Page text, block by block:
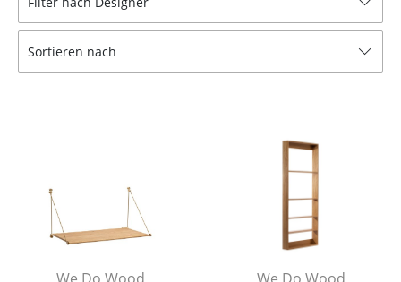
Hocker
Bänke & Liegen
Schaukelstühle
Bürodrehstühle
Konferenzstühle
Sortieren nach